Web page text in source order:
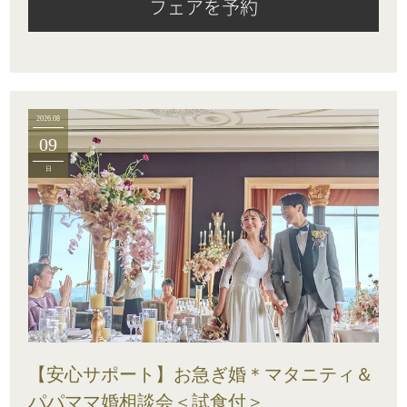
フェアを予約
2026.08
09
日
【安心サポート】お急ぎ婚＊マタニティ＆
パパママ婚相談会＜試食付＞